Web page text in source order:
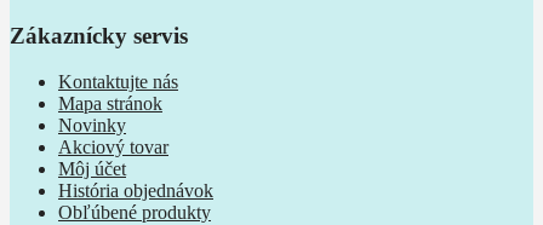
Zákaznícky servis
Kontaktujte nás
Mapa stránok
Novinky
Akciový tovar
Môj účet
História objednávok
Obľúbené produkty